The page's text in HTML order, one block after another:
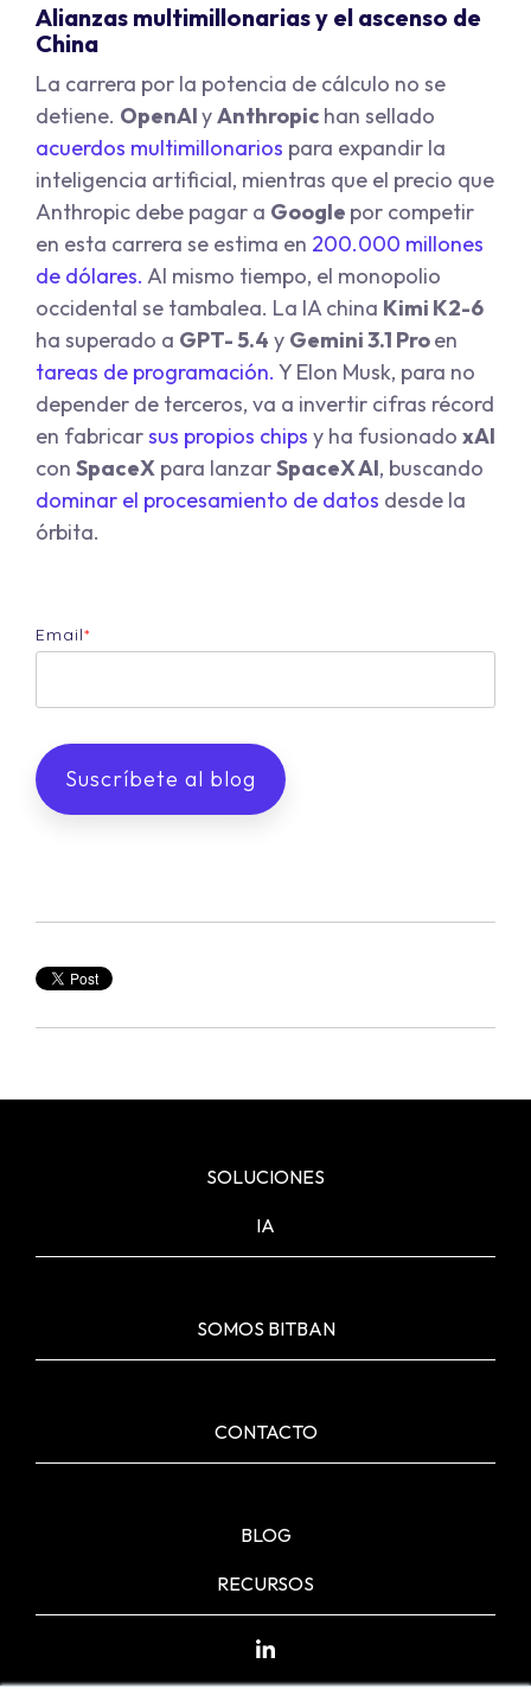
Alianzas multimillonarias y el ascenso de
China
La carrera por la potencia de cálculo no se
detiene. OpenAIyAnthropic han sellado
acuerdos multimillonarios para expandir la
inteligencia artificial, mientras que el precio que
Anthropic debe pagar a Google por competir
en esta carrera se estima en 200.000 millones
de dólares. Al mismo tiempo, el monopolio
occidental se tambalea. La IA china Kimi K2-6
ha superado a GPT- 5.4 y Gemini 3.1 Proen
tareas de programación. Y Elon Musk, para no
depender de terceros, va a invertir cifras récord
en fabricarsus propios chips y ha fusionado xAI
con SpaceX para lanzarSpaceX AI, buscando
dominar el procesamiento de datos desde la
órbita.
Email*
SOLUCIONES
IA
SOMOS BITBAN
CONTACTO
BLOG
RECURSOS